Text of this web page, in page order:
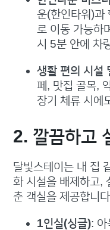
운(한인타워)과
로 이동 가능하
시 5분 안에 차
생활 편의 시설
페, 맛집 골목,
장기 체류 시에
2. 깔끔하고
달빛스테이는 내 집
화 시설을 배제하고,
춘 객실을 제공합니
1인실(싱글): 아